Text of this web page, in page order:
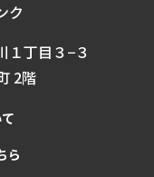
ク
１丁目３−３
2階
ら